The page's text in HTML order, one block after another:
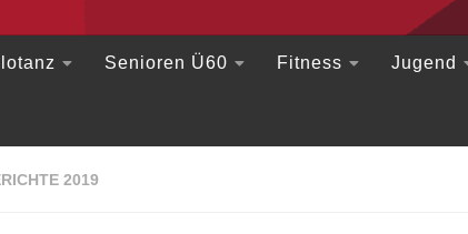
Senioren Ü60 Fitness Jugend
2019